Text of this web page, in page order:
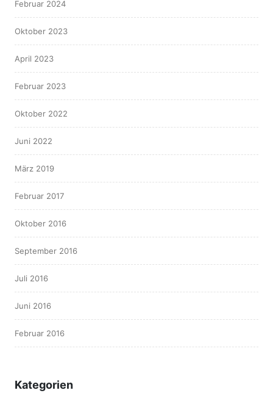
Februar 2024
Oktober 2023
April 2023
Februar 2023
Oktober 2022
Juni 2022
März 2019
Februar 2017
Oktober 2016
September 2016
Juli 2016
Juni 2016
Februar 2016
Kategorien